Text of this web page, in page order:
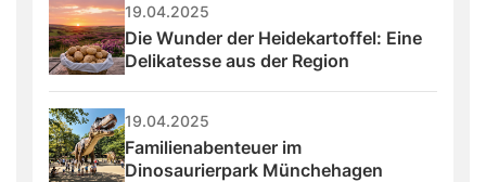
19.04.2025
Die Wunder der Heidekartoffel: Eine
Delikatesse aus der Region
19.04.2025
Familienabenteuer im
Dinosaurierpark Münchehagen